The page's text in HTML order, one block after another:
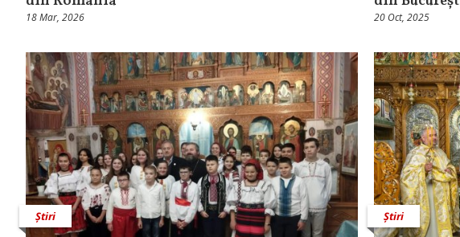
18 Mar, 2026 20 Oct, 2025
Știri Știri